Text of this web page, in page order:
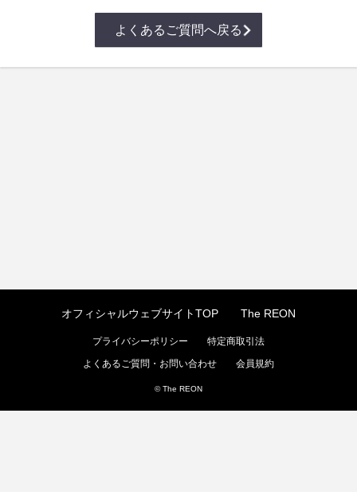
よくあるご質問へ戻る
オフィシャルウェブサイトTOP The REON
プライバシーポリシー
特定商取引法
よくあるご質問・お問い合わせ
会員規約
© The REON